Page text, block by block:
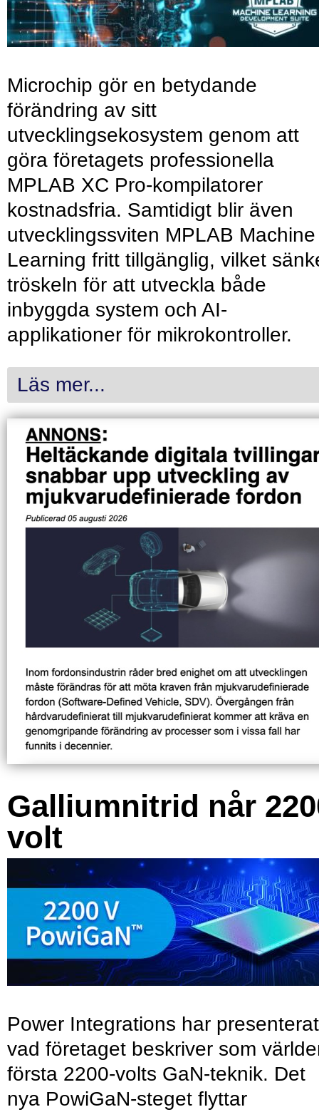
Microchip gör en betydande
förändring av sitt
utvecklingsekosystem genom att
göra företagets professionella
MPLAB XC Pro-kompilatorer
kostnadsfria. Samtidigt blir även
utvecklingssviten MPLAB Machine
Learning fritt tillgänglig, vilket
tröskeln för att utveckla både
inbyggda system och AI-
applikationer för mikrokontroller.
Läs mer...
Galliumnitrid når
volt
Power Integrations har presenterat
vad företaget beskriver som
första 2200-volts GaN-teknik. Det
nya PowiGaN-steget flyttar